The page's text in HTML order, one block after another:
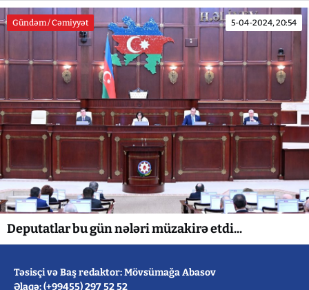
Gündəm / Cəmiyyət 5-04-2024, 20:54
Deputatlar bu gün nələri müzakirə etdi...
Təsisçi və Baş redaktor: Mövsümağa Abasov
Əlaqə: (+99455) 297 52 52